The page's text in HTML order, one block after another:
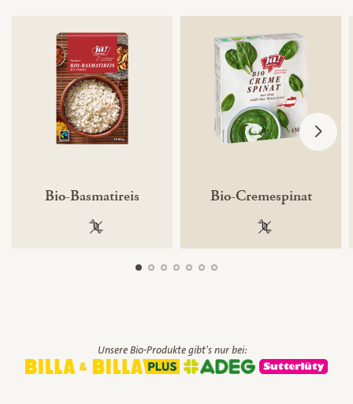
Bio-Basmatireis
100 % gentechnikfrei
Bio-Cremespinat
100 %
Unsere Bio-Produkte gibt's nur bei: